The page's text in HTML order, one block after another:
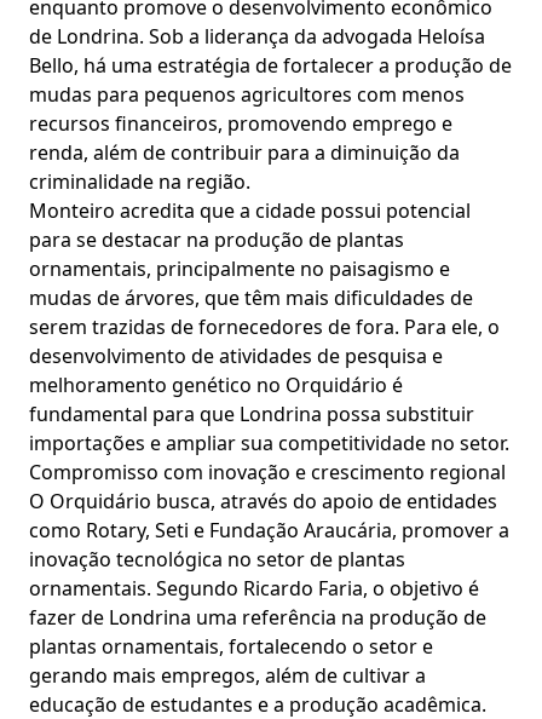
enquanto promove o desenvolvimento econômico
de Londrina. Sob a liderança da advogada Heloísa
Bello, há uma estratégia de fortalecer a produção de
mudas para pequenos agricultores com menos
recursos financeiros, promovendo emprego e
renda, além de contribuir para a diminuição da
criminalidade na região.
Monteiro acredita que a cidade possui potencial
para se destacar na produção de plantas
ornamentais, principalmente no paisagismo e
mudas de árvores, que têm mais dificuldades de
serem trazidas de fornecedores de fora. Para ele, o
desenvolvimento de atividades de pesquisa e
melhoramento genético no Orquidário é
fundamental para que Londrina possa substituir
importações e ampliar sua competitividade no setor.
Compromisso com inovação e crescimento regional
O Orquidário busca, através do apoio de entidades
como Rotary, Seti e Fundação Araucária, promover a
inovação tecnológica no setor de plantas
ornamentais. Segundo Ricardo Faria, o objetivo é
fazer de Londrina uma referência na produção de
plantas ornamentais, fortalecendo o setor e
gerando mais empregos, além de cultivar a
educação de estudantes e a produção acadêmica.